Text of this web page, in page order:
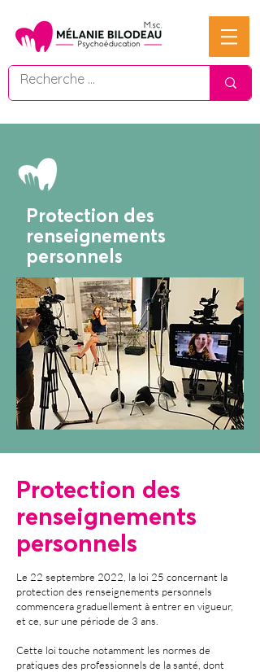
Protection des
renseignements
personnels
Protection des
renseignements
personnels
Le 22 septembre 2022, la loi 25 concernant la
protection des renseignements personnels
commencera graduellement à entrer en vigueur,
et ce, sur une période de 3 ans.
Cette loi touche notamment les normes de
pratiques des professionnels de la santé, dont